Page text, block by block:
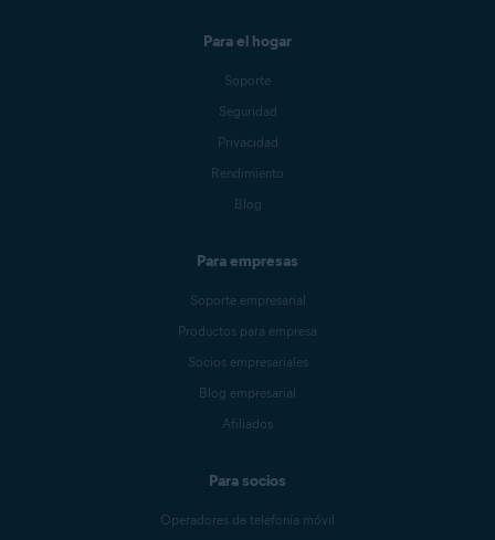
Para el hogar
Soporte
Seguridad
Privacidad
Rendimiento
Blog
Para empresas
Soporte empresarial
Productos para empresa
Socios empresariales
Blog empresarial
Afiliados
Para socios
Operadores de telefonía móvil